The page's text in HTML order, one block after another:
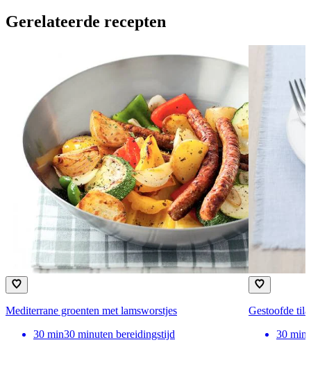
Gerelateerde recepten
Mediterrane groenten met lamsworstjes
30 min30 minuten bereidingstijd
Gestoofde
30 min